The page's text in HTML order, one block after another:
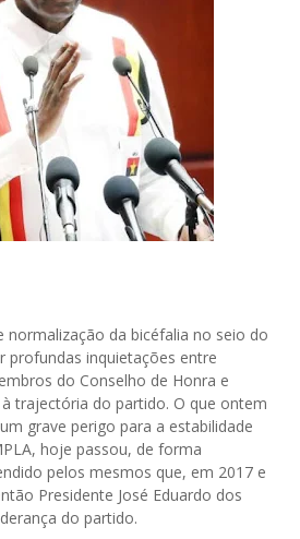
normalização da bicéfalia no seio do
profundas inquietações entre
do Conselho de Honra e
trajectória do partido. O que ontem
grave perigo para a estabilidade
hoje passou, de forma
pelos mesmos que, em 2017 e
Presidente José Eduardo dos
do partido.